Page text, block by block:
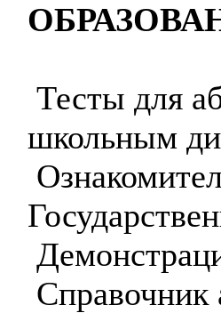
Тесты для
школьным
Справочник